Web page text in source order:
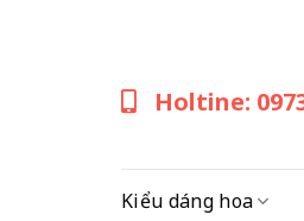
Holtine:
Kiểu dáng hoa